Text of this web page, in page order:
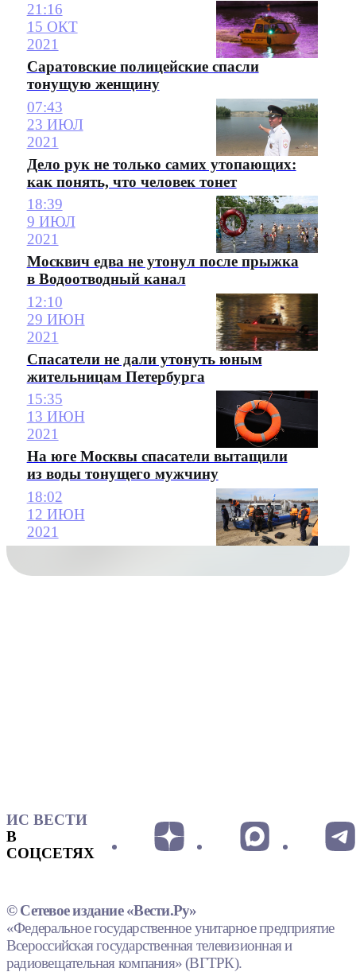
21:16
15 ОКТ
2021
Саратовские полицейские спасли
тонущую женщину
07:43
23 ИЮЛ
2021
Дело рук не только самих утопающих:
как понять, что человек тонет
18:39
9 ИЮЛ
2021
Москвич едва не утонул после прыжка
в Водоотводный канал
12:10
29 ИЮН
2021
Спасатели не дали утонуть юным
жительницам Петербурга
15:35
13 ИЮН
2021
На юге Москвы спасатели вытащили
из воды тонущего мужчину
18:02
12 ИЮН
2021
ИС ВЕСТИ
В
СОЦСЕТЯХ
© Сетевое издание «Вести.Ру»
«Федеральное государственное унитарное предприятие
Всероссийская государственная телевизионная и
радиовещательная компания» (ВГТРК).